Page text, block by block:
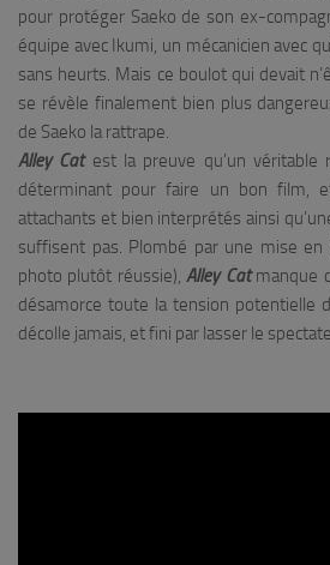
pour protéger Saeko de son ex-
équipe avec Ikumi, un mécanicien avec
sans heurts. Mais ce boulot qui devait
se révèle finalement bien plus
de Saeko la rattrape.
Alley Cat est la preuve qu’un véritable
déterminant pour faire un bon film,
attachants et bien interprétés ainsi
suffisent pas. Plombé par une mise en
photo plutôt réussie),Alley Catmanque
désamorce toute la tension potentielle
décolle jamais, et fini par lasser le